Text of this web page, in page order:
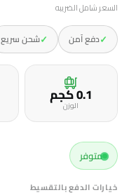
السعر شامل الضريبه
✓دفع آمن ✓شحن سريع
0.1 كجمالوزن
متوفر
خيارات الدفع بالتقسيط